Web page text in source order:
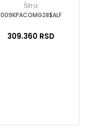
Šifra:
009KPACOMG28$ALF
309.360 RSD